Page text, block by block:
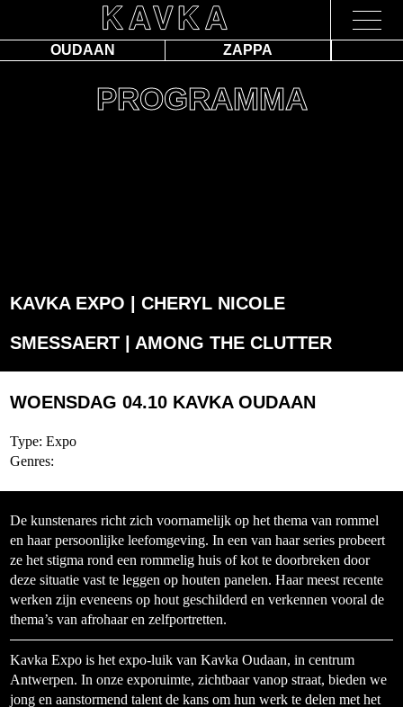
OUDAAN ZAPPA
PROGRAMMA
KAVKA EXPO | CHERYL NICOLE
SMESSAERT | AMONG THE CLUTTER
WOENSDAG 04.10 KAVKA OUDAAN
Type: Expo
Genres:
De kunstenares richt zich voornamelijk op het thema van rommel
en haar persoonlijke leefomgeving. In een van haar series probeert
ze het stigma rond een rommelig huis of kot te doorbreken door
deze situatie vast te leggen op houten panelen. Haar meest recente
werken zijn eveneens op hout geschilderd en verkennen vooral de
thema’s van afrohaar en zelfportretten.
Kavka Expo is het expo-luik van Kavka Oudaan, in centrum
Antwerpen. In onze exporuimte, zichtbaar vanop straat, bieden we
jong en aanstormend talent de kans om hun werk te delen met het